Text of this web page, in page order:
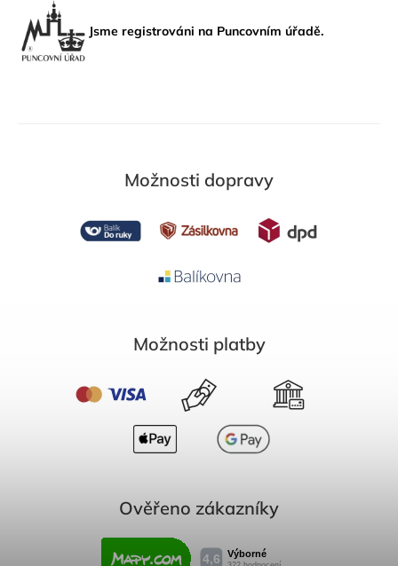
Jsme registrováni na Puncovním úřadě.
Možnosti dopravy
Možnosti platby
Ověřeno zákazníky